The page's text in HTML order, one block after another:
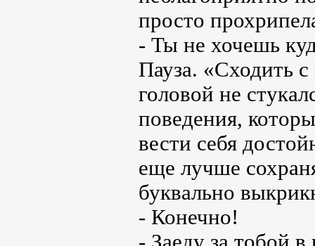
просто
- Ты не хочешь
Пауза. «Сходить
головой не
поведения,
вести себя
еще лучше
буквально
- Конечно!